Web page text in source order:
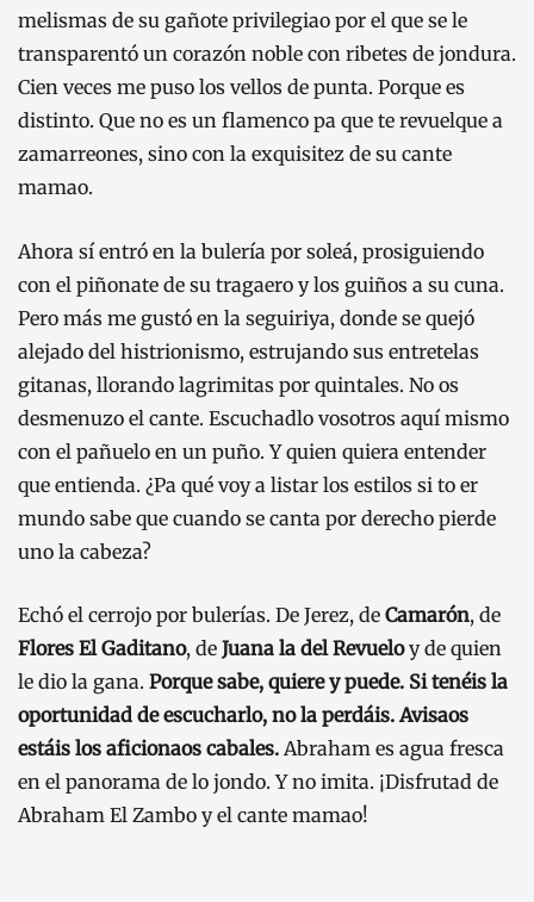
melismas de su gañote privilegiao por el que se le
transparentó un corazón noble con ribetes de jondura.
Cien veces me puso los vellos de punta. Porque es
distinto. Que no es un flamenco pa que te revuelque a
zamarreones, sino con la exquisitez de su cante
mamao.
Ahora sí entró en la bulería por soleá, prosiguiendo
con el piñonate de su tragaero y los guiños a su cuna.
Pero más me gustó en la seguiriya, donde se quejó
alejado del histrionismo, estrujando sus entretelas
gitanas, llorando lagrimitas por quintales. No os
desmenuzo el cante. Escuchadlo vosotros aquí mismo
con el pañuelo en un puño. Y quien quiera entender
que entienda. ¿Pa qué voy a listar los estilos si to er
mundo sabe que cuando se canta por derecho pierde
uno la cabeza?
Echó el cerrojo por bulerías. De Jerez, de Camarón, de
Flores El Gaditano, de Juana la del Revueloy de quien
le dio la gana. Porque sabe, quiere y puede. Si tenéis la
oportunidad de escucharlo, no la perdáis. Avisaos
estáis los aficionaos cabales. Abraham es agua fresca
en el panorama de lo jondo. Y no imita. ¡Disfrutad de
Abraham El Zambo y el cante mamao!